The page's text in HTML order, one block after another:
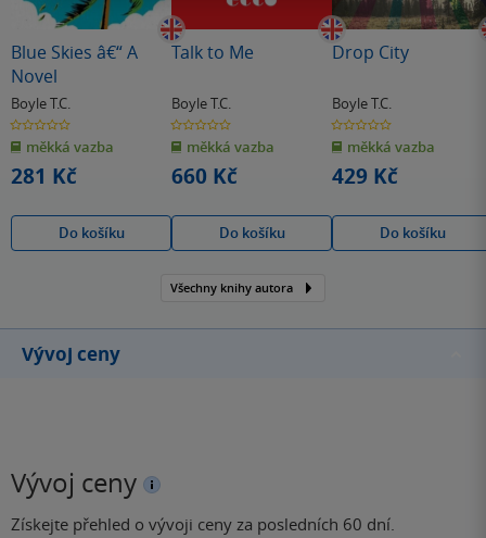
Blue Skies â€“ A
Novel
Boyle T.C.
0.0
z
5
hvězdiček
měkká vazba
281 Kč
Do košíku
Talk to Me
Boyle T.C.
0.0
z
5
hvězdiček
měkká vazba
660 Kč
Do košíku
Drop City
Boyle T.C.
0.0
z
5
hvězdiček
měkká vazba
429 Kč
Do košíku
Všechny knihy autora
Vývoj ceny
Vývoj ceny
Získejte přehled o vývoji ceny za posledních 60 dní.